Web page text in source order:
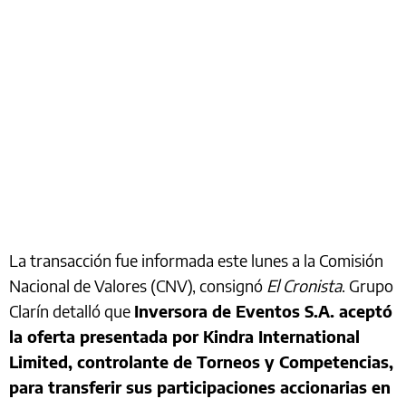
La transacción fue informada este lunes a la Comisión
Nacional de Valores (CNV), consignó El Cronista. Grupo
Clarín detalló que Inversora de Eventos S.A. aceptó
la oferta presentada por Kindra International
Limited, controlante de Torneos y Competencias,
para transferir sus participaciones accionarias en